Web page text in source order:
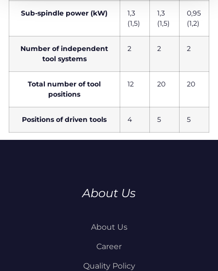
Sub-spindle power (kW)
1,3
(1,5)
1,3
(1,5)
0,95
(1,2)
Number of independent
tool systems
2 2 2
Total number of tool
positions
12 20 20
Positions of driven tools 4 5 5
About Us
About Us
Career
Quality Policy